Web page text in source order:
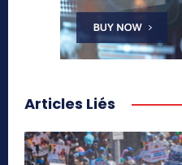
Articles Liés